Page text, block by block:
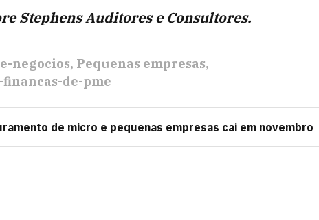
Stephens Auditores e Consultores.
negocios Pequenas empresas
de-pme
de micro e pequenas empresas cai em novembro